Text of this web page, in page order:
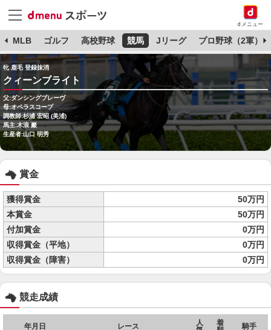
dメニュー
MLB ゴルフ 高校野球 競馬 Jリーグ プロ野球（2軍）
牝 鹿毛 登録抹消
クィーンブライト
父:ダンシングブレーヴ
母:オペラスコープ
調教師:杉浦 宏昭 (美浦)
馬主:木浪 巖
生産者:山口 明秀
賞金
獲得賞金
50万円
本賞金
50万円
付加賞金
0万円
収得賞金（平地）
0万円
収得賞金（障害）
0万円
競走成績
年月日 レース
人
着
騎手